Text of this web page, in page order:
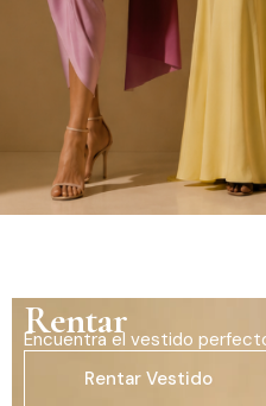
Rentar
Encuentra el vestido
Rentar Vestido